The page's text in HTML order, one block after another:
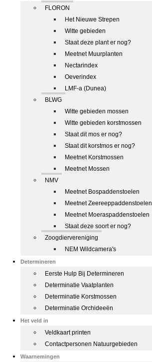
FLORON
Het Nieuwe Strepen
Witte gebieden
Staat deze plant er nog?
Meetnet Muurplanten
Nectarindex
Oeverindex
LMF-a (Dunea)
BLWG
Witte gebieden mossen
Witte gebieden korstmossen
Staat dit mos er nog?
Staat dit korstmos er nog?
Meetnet Korstmossen
Meetnet Mossen
NMV
Meetnet Bospaddenstoelen
Meetnet Zeereeppaddenstoelen
Meetnet Moeraspaddenstoelen
Staat deze soort er nog?
Zoogdiervereniging
NEM Wildcamera's
Determineren
Eerste Hulp Bij Determineren
Determinatie Vaatplanten
Determinatie Korstmossen
Determinatie Orchideeën
Het veld in
Veldkaart printen
Contactpersonen Natuurgebieden
Waarnemingen